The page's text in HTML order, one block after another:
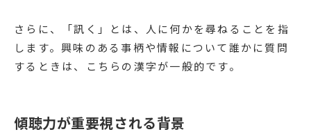
さらに、「訊く」とは、人に何かを尋ねることを指
します。興味のある事柄や情報について誰かに質問
するときは、こちらの漢字が一般的です。
傾聴力が重要視される背景